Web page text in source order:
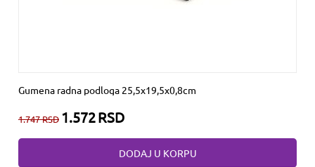
Gumena radna podloga 25,5x19,5x0,8cm
1.747RSD 1.572RSD
DODAJ U KORPU